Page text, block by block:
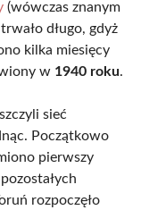
(wówczas znanym
długo, gdyż
kilka miesięcy
w 1940 roku.
sieć
Początkowo
pierwszy
rozpoczęło